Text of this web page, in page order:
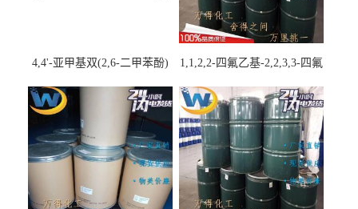
4,4'-亚甲基双(2,6-二甲苯酚)
1,1,2,2-四氟乙基-2,2,3,3-四氟